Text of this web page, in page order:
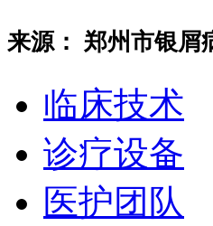
来源： 郑州市银屑
临床技术
诊疗设备
医护团队